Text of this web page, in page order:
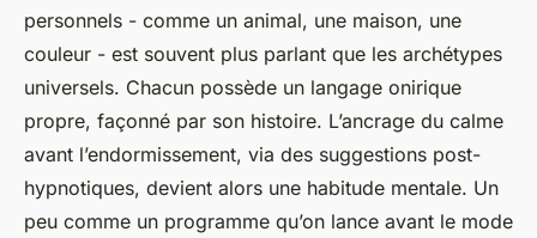
personnels - comme un animal, une maison, une
couleur - est souvent plus parlant que les archétypes
universels. Chacun possède un langage onirique
propre, façonné par son histoire. L’ancrage du calme
avant l’endormissement, via des suggestions post-
hypnotiques, devient alors une habitude mentale. Un
peu comme un programme qu’on lance avant le mode